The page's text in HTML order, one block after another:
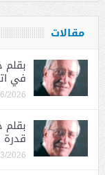
مقالات
بقلم
في
2026
قدرة
2026